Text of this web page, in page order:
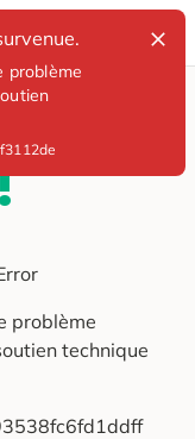
problème
problème
technique